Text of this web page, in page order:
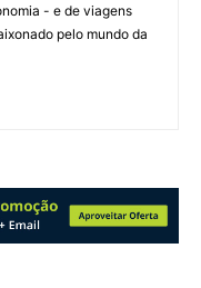
- e de viagens
pelo mundo da